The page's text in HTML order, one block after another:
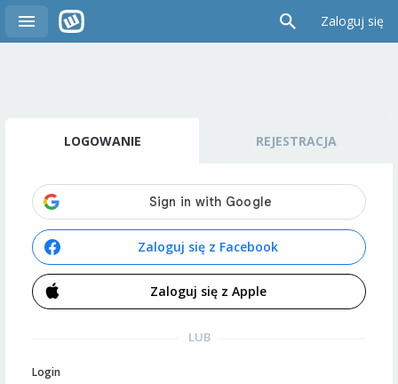
Zaloguj się
LOGOWANIE REJESTRACJA
Zaloguj się z Facebook
Zaloguj się z Apple
LUB
Login